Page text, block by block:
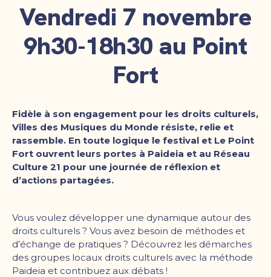
Vendredi 7 novembre
9h30-18h30 au Point
Fort
Fidèle à son engagement pour les droits culturels,
Villes des Musiques du Monde résiste, relie et
rassemble. En toute logique le festival et Le Point
Fort ouvrent leurs portes à Paideia et au Réseau
Culture 21 pour une journée de réflexion et
d’actions partagées.
Vous voulez développer une dynamique autour des
droits culturels ? Vous avez besoin de méthodes et
d’échange de pratiques ? Découvrez les démarches
des groupes locaux droits culturels avec la méthode
Paideia et contribuez aux débats !